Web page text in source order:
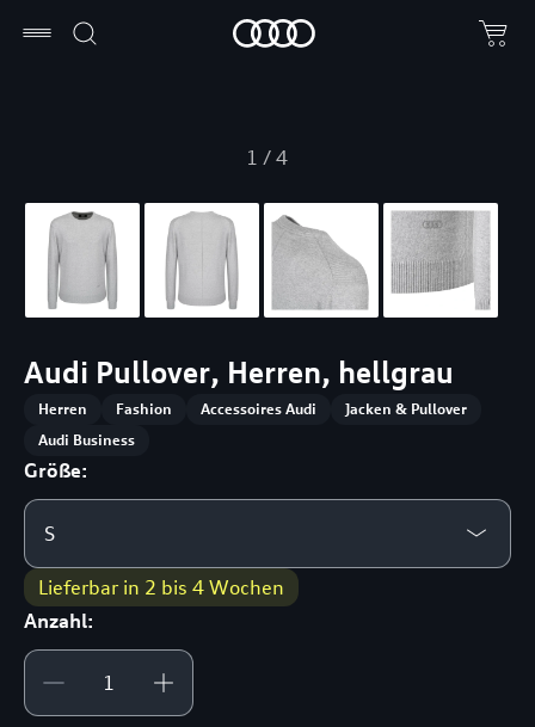
1 /4
Audi Pullover, Herren, hellgrau
Herren Fashion Accessoires Audi
Jacken & Pullover
Audi Business
Größe:
S
Lieferbar in 2 bis 4 Wochen
Anzahl: